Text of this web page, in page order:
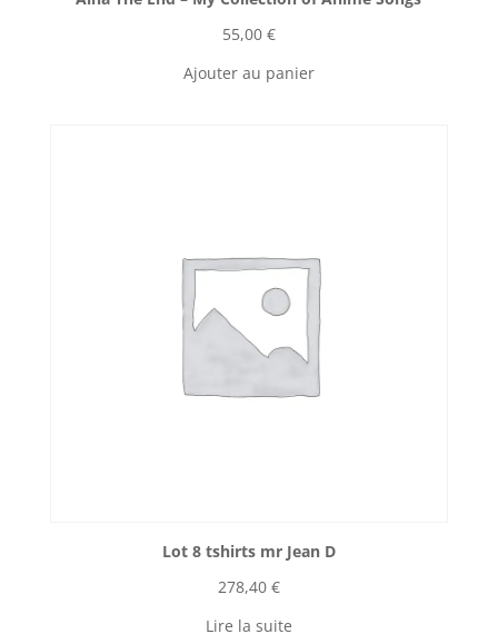
55,00 €
Ajouter au panier
Lot 8 tshirts mr Jean D
278,40 €
Lire la suite